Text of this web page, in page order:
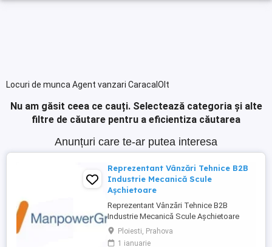
Locuri de munca Agent vanzari CaracalOlt
Nu am găsit ceea ce cauți. Selectează categoria și alte
filtre de căutare pentru a eficientiza căutarea
Anunțuri care te-ar putea interesa
Reprezentant Vânzări Tehnice B2B
Industrie Mecanică Scule
Așchietoare
Reprezentant Vânzări Tehnice B2B
Industrie Mecanică Scule Așchietoare
Companie specializată în importul și
distribuția de scule așchietoare și
Ploiesti, Prahova
1 ianuarie